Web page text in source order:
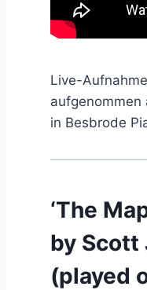
Live-
aufgenommen
in Besbrode
‘The
by Scott
(played